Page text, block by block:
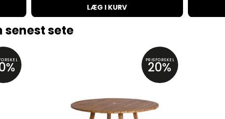
LÆG I KURV
senest sete
PRISFORSKEL
20%